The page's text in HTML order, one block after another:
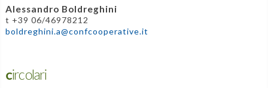
Alessandro Boldreghini
t +39 06/46978212
boldreghini.a@confcooperative.it
Circolari